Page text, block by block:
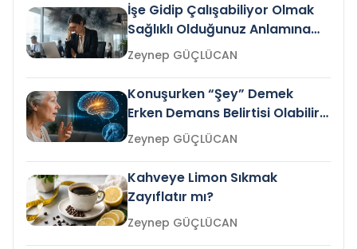
İşe Gidip Çalışabiliyor Olmak
Sağlıklı Olduğunuz Anlamına
Gelir mi?Zeynep GÜÇLÜCAN
Konuşurken “Şey” Demek
Erken Demans Belirtisi Olabilir
mi?
Zeynep GÜÇLÜCAN
Kahveye Limon Sıkmak
Zayıflatır mı?
Zeynep GÜÇLÜCAN